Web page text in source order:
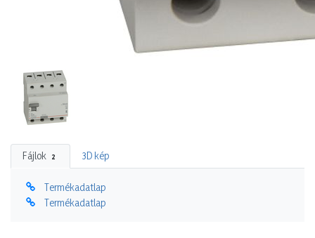
Fájlok 2 3D kép
Termékadatlap
Termékadatlap